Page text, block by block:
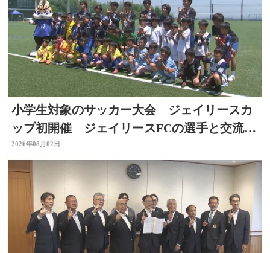
小学生対象のサッカー大会 ジェイリースカ
ップ初開催 ジェイリースFCの選手と交流
も 大分
2026年08月02日